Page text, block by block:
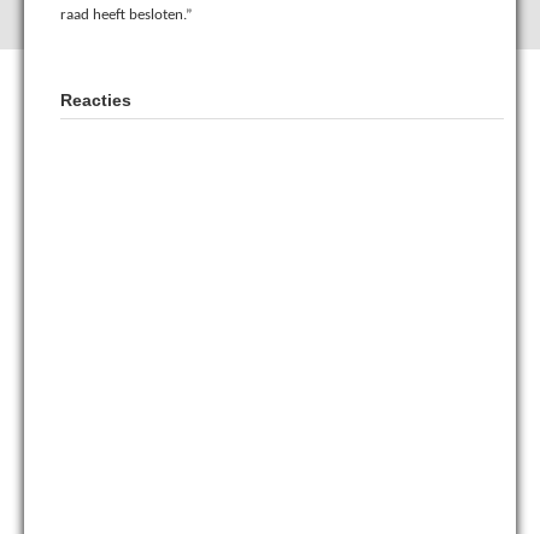
raad heeft besloten.”
Reacties